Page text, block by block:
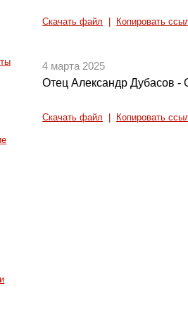
Скачать файл Копировать
4 марта 2025
Отец Александр Дубасов -
Скачать файл Копировать